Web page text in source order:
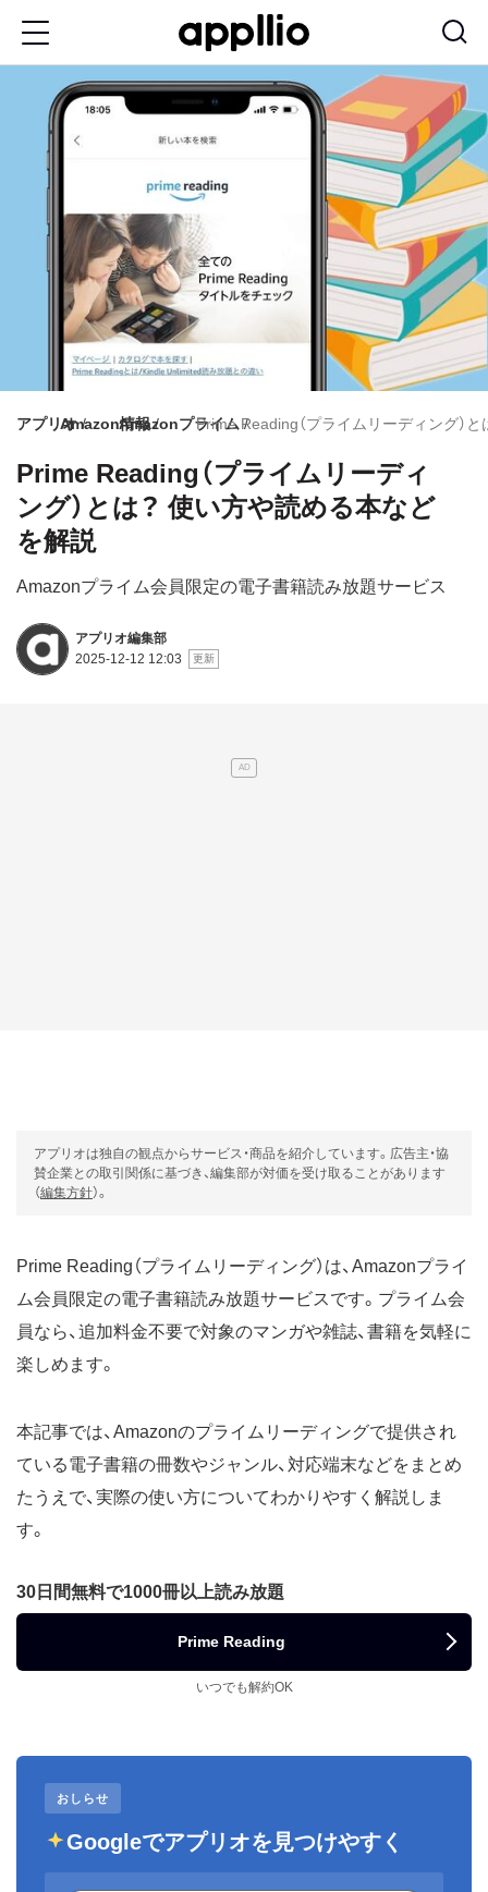
アプリオAmazon情報AmazonプライムPrime Reading（プライムリーディング）
Prime Reading（プライムリーディ
ング）とは？ 使い方や読める本など
を解説
Amazonプライム会員限定の電子書籍読み放題サービス
アプリオ編集部
2025-12-12 12:03
アプリオは独自の観点からサービス・商品を紹介しています。広告主・協
賛企業との取引関係に基づき、編集部が対価を受け取ることがあります
（編集方針）。
Prime Reading（プライムリーディング）は、Amazonプライ
ム会員限定の電子書籍読み放題サービスです。プライム会
員なら、追加料金不要で対象のマンガや雑誌、書籍を気軽に
楽しめます。
本記事では、Amazonのプライムリーディングで提供され
ている電子書籍の冊数やジャンル、対応端末などをまとめ
たうえで、実際の使い方についてわかりやすく解説しま
す。
30日間無料で1000冊以上読み放題
Prime Reading
いつでも解約OK
おしらせ
Googleでアプリオを見つけやすく